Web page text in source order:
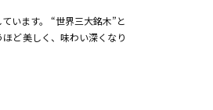
います。 “世界三大銘木”と
ど美しく、味わい深くなり